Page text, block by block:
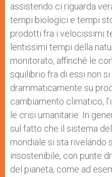
assistendo ci riguarda
tempi biologici e tempi
prodotti fra i velocissimi
lentissimi tempi della
monitorato, affinché le
squilibrio fra di essi non
drammaticamente su
cambiamento climatico,
le crisi umanitarie. In
sul fatto che il sistema
mondiale si sta rivelando
insostenibile, con punte
del pianeta, come ad